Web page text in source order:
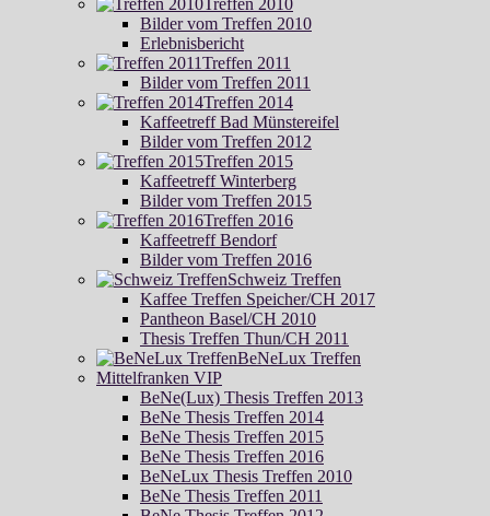
Treffen 2010
Bilder vom Treffen 2010
Erlebnisbericht
Treffen 2011
Bilder vom Treffen 2011
Treffen 2014
Kaffeetreff Bad Münstereifel
Bilder vom Treffen 2012
Treffen 2015
Kaffeetreff Winterberg
Bilder vom Treffen 2015
Treffen 2016
Kaffeetreff Bendorf
Bilder vom Treffen 2016
Schweiz Treffen
Kaffee Treffen Speicher/CH 2017
Pantheon Basel/CH 2010
Thesis Treffen Thun/CH 2011
BeNeLux Treffen
Mittelfranken VIP
BeNe(Lux) Thesis Treffen 2013
BeNe Thesis Treffen 2014
BeNe Thesis Treffen 2015
BeNe Thesis Treffen 2016
BeNeLux Thesis Treffen 2010
BeNe Thesis Treffen 2011